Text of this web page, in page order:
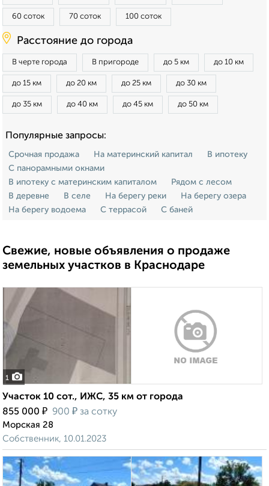
60 соток 70 соток 100 соток
Расстояние до города
В черте города В пригороде до 5 км до 10 км
до 15 км до 20 км до 25 км до 30 км
до 35 км до 40 км до 45 км до 50 км
Популярные запросы:
Срочная продажа На материнский капитал
В ипотеку
С панорамными окнами
В ипотеку с материнским капиталом
Рядом с лесом
В деревне
В селе На берегу реки
На берегу озера
На берегу водоема
С террасой С баней
Свежие, новые объявления о продаже
земельных участков в Краснодаре
1
Участок 10 сот., ИЖС, 35 км от города
855 000 ₽ 900 ₽ за сотку
Морская 28
Собственник, 10.01.2023